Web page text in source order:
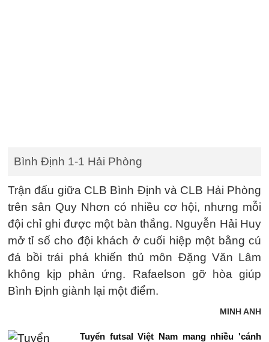
Bình Định 1-1 Hải Phòng
Trận đấu giữa CLB Bình Định và CLB Hải Phòng
trên sân Quy Nhơn có nhiều cơ hội, nhưng mỗi
đội chỉ ghi được một bàn thắng. Nguyễn Hải Huy
mở tỉ số cho đội khách ở cuối hiệp một bằng cú
đá bồi trái phá khiến thủ môn Đặng Văn Lâm
không kịp phản ứng. Rafaelson gỡ hòa giúp
Bình Định giành lại một điểm.
MINH ANH
Tuyển futsal Việt Nam mang nhiều 'cánh